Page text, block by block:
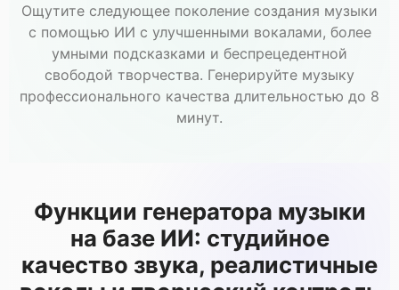
Ощутите следующее поколение создания музыки
с помощью ИИ с улучшенными вокалами, более
умными подсказками и беспрецедентной
свободой творчества. Генерируйте музыку
профессионального качества длительностью до 8
минут.
Функции генератора музыки
на базе ИИ: студийное
качество звука, реалистичные